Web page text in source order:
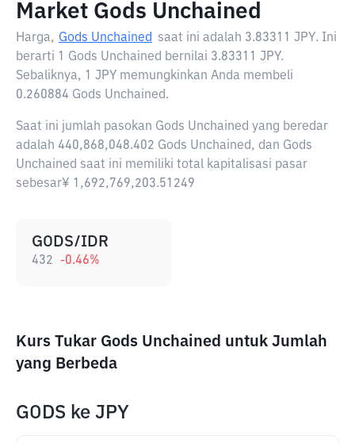
Market Gods Unchained
Harga, Gods Unchained saat ini adalah 3.83311 JPY. Ini
berarti 1 Gods Unchained bernilai 3.83311 JPY.
Sebaliknya, 1 JPY memungkinkan Anda membeli
0.260884 Gods Unchained.
Saat ini jumlah pasokan Gods Unchained yang beredar
adalah 440,868,048.402 Gods Unchained, dan Gods
Unchained saat ini memiliki total kapitalisasi pasar
sebesar¥ 1,692,769,203.51249
GODS/IDR
432 -0.46%
Kurs Tukar Gods Unchained untuk Jumlah
yang Berbeda
GODS ke JPY